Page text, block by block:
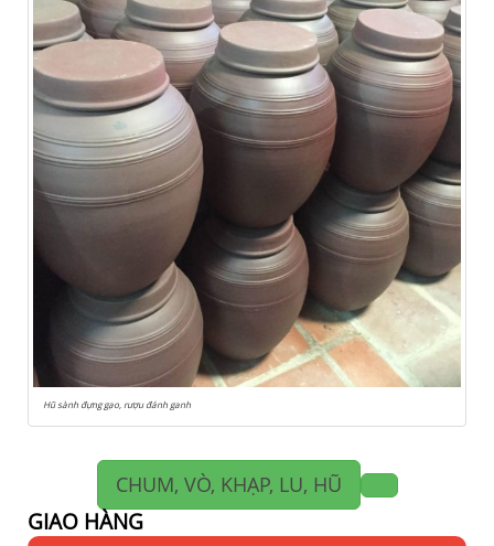
Hũ sành đựng gạo, rượu đánh ganh
CHUM, VÒ, KHẠP, LU, HŨ
GIAO HÀNG